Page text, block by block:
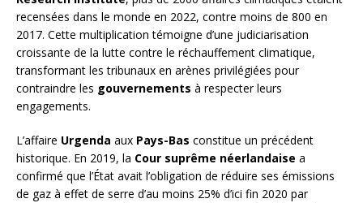
recensées dans le monde en 2022, contre moins de 800 en
2017. Cette multiplication témoigne d’une judiciarisation
croissante de la lutte contre le réchauffement climatique,
transformant les tribunaux en arènes privilégiées pour
contraindre les gouvernements à respecter leurs
engagements.
L’affaire Urgenda aux Pays-Bas constitue un précédent
historique. En 2019, la Cour suprême néerlandaise a
confirmé que l’État avait l’obligation de réduire ses émissions
de gaz à effet de serre d’au moins 25% d’ici fin 2020 par